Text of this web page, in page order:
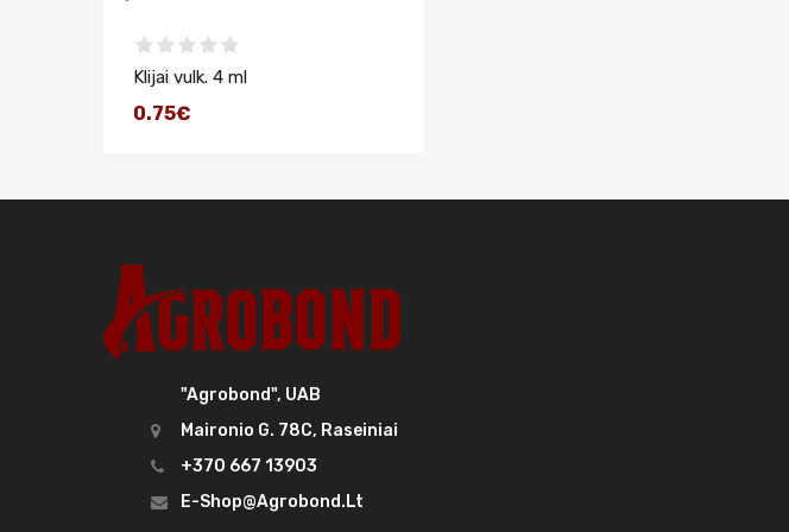
Klijai vulk. 4 ml
0.75€
"Agrobond", UAB
Maironio G. 78C, Raseiniai
+370 667 13903
E-Shop@agrobond.lt